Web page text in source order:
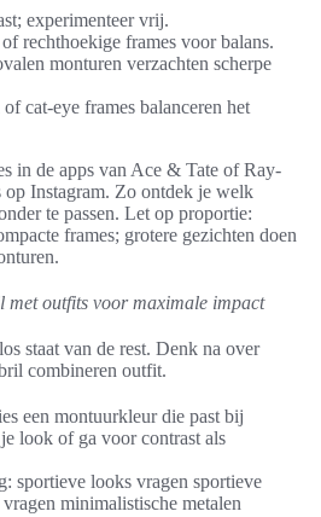
experimenteer vrij.
rechthoekige frames voor balans.
monturen verzachten scherpe
cat-eye frames balanceren het
in de apps van Ace & Tate of Ray-
Instagram. Zo ontdek je welk
te passen. Let op proportie:
frames; grotere gezichten doen
met outfits voor maximale impact
staat van de rest. Denk na over
combineren outfit.
een montuurkleur die past bij
look of ga voor contrast als
sportieve looks vragen sportieve
minimalistische metalen